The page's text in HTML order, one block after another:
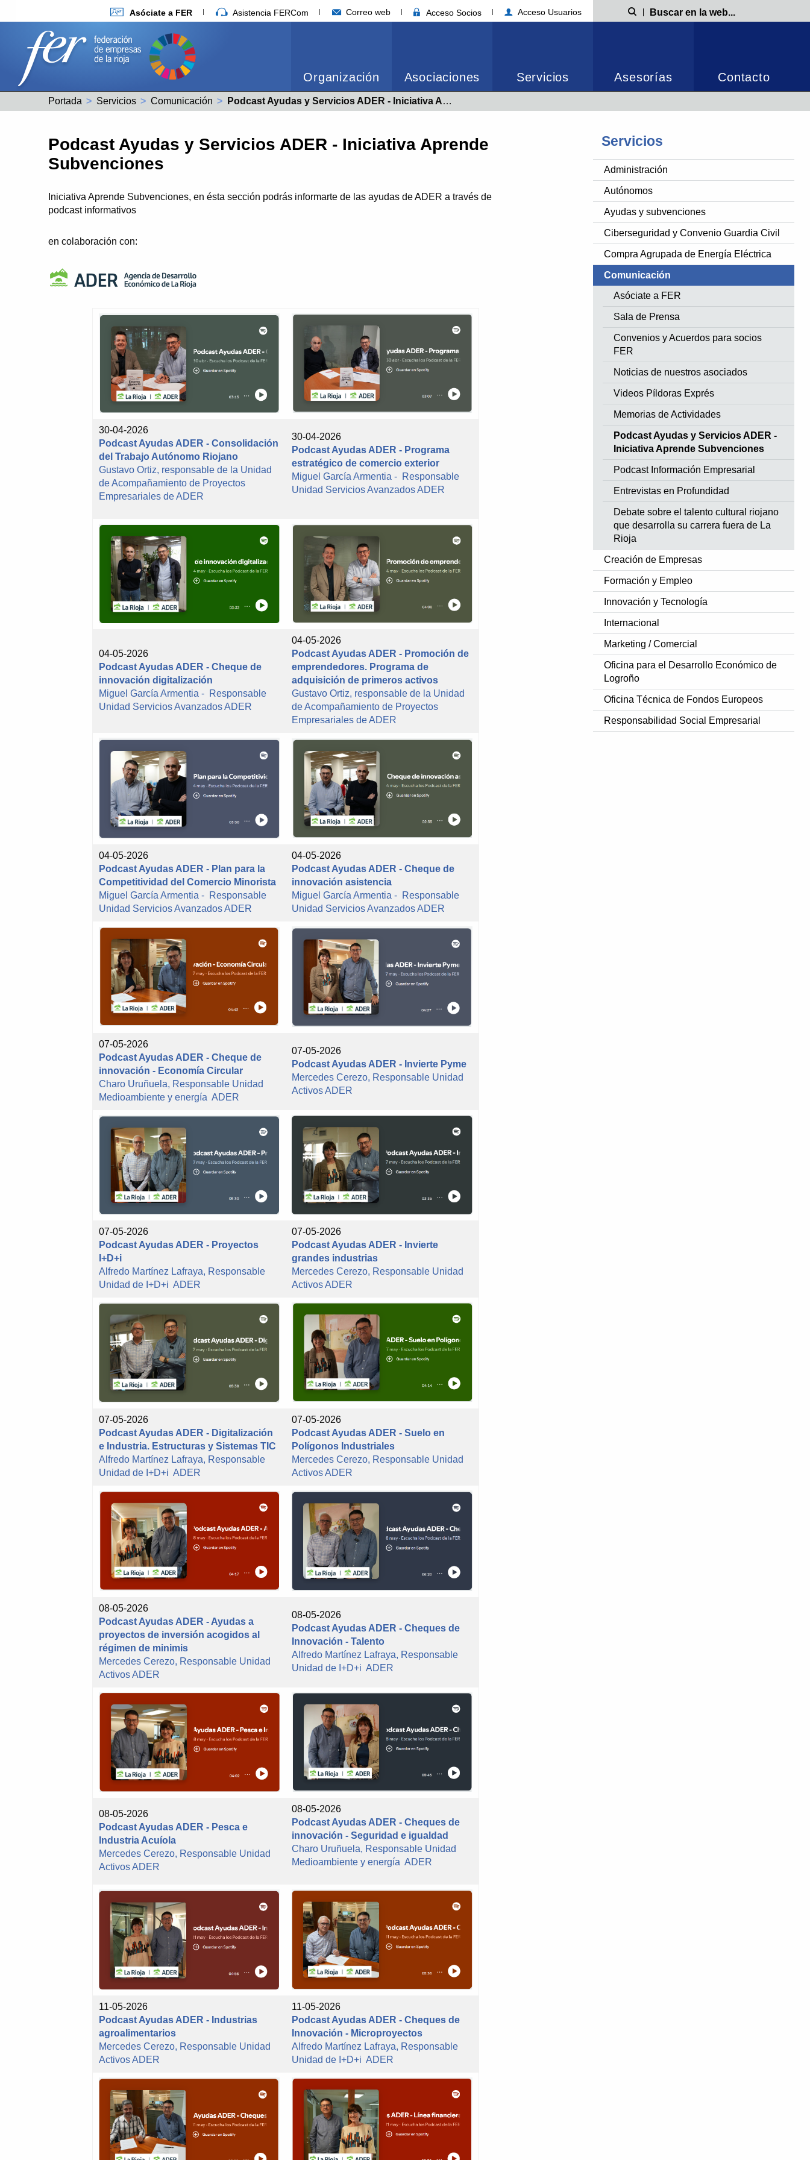
Asóciate a FER Asistencia FERCom Correo web Acceso Socios Acceso Usuarios Búsqueda
Organización Asociaciones Servicios Asesorías Contacto
Portada Servicios Comunicación Actual:
Podcast Ayudas y Servicios ADER - Iniciativa Aprende Subvenciones
Servicios
Administración
Autónomos
Ayudas y subvenciones
Ciberseguridad y Convenio Guardia Civil
Compra Agrupada de Energía Eléctrica
Comunicación
Asóciate a FER
Sala de Prensa
Convenios y Acuerdos para socios
FER
Noticias de nuestros asociados
Videos Píldoras Exprés
Memorias de Actividades
Podcast Ayudas y Servicios ADER -
Iniciativa Aprende Subvenciones
Podcast Información Empresarial
Entrevistas en Profundidad
Debate sobre el talento cultural riojano
que desarrolla su carrera fuera de La
Rioja
Creación de Empresas
Formación y Empleo
Innovación y Tecnología
Internacional
Marketing / Comercial
Oficina para el Desarrollo Económico de
Logroño
Oficina Técnica de Fondos Europeos
Responsabilidad Social Empresarial
Podcast Ayudas y Servicios ADER - Iniciativa Aprende
Subvenciones
Iniciativa Aprende Subvenciones, en ésta sección podrás informarte de las ayudas de ADER a través de
podcast informativos
en colaboración con:
30-04-2026
Podcast Ayudas ADER - Consolidación
del Trabajo Autónomo Riojano
Gustavo Ortiz, responsable de la Unidad
de Acompañamiento de Proyectos
Empresariales de ADER
30-04-2026
Podcast Ayudas ADER - Programa
estratégico de comercio exterior
Miguel García Armentia - Responsable
Unidad Servicios Avanzados ADER
04-05-2026
Podcast Ayudas ADER - Cheque de
innovación digitalización
Miguel García Armentia - Responsable
Unidad Servicios Avanzados ADER
04-05-2026
Podcast Ayudas ADER - Promoción de
emprendedores. Programa de
adquisición de primeros activos
Gustavo Ortiz, responsable de la Unidad
de Acompañamiento de Proyectos
Empresariales de ADER
04-05-2026
Podcast Ayudas ADER - Plan para la
Competitividad del Comercio Minorista
Miguel García Armentia - Responsable
Unidad Servicios Avanzados ADER
04-05-2026
Podcast Ayudas ADER - Cheque de
innovación asistencia
Miguel García Armentia - Responsable
Unidad Servicios Avanzados ADER
07-05-2026
Podcast Ayudas ADER - Cheque de
innovación - Economía Circular
Charo Uruñuela, Responsable Unidad
Medioambiente y energía ADER
07-05-2026
Podcast Ayudas ADER - Invierte Pyme
Mercedes Cerezo, Responsable Unidad
Activos ADER
07-05-2026
Podcast Ayudas ADER - Proyectos
I+D+i
Alfredo Martínez Lafraya, Responsable
Unidad de I+D+i ADER
07-05-2026
Podcast Ayudas ADER - Invierte
grandes industrias
Mercedes Cerezo, Responsable Unidad
Activos ADER
07-05-2026
Podcast Ayudas ADER - Digitalización
e Industria. Estructuras y Sistemas TIC
Alfredo Martínez Lafraya, Responsable
Unidad de I+D+i ADER
07-05-2026
Podcast Ayudas ADER - Suelo en
Polígonos Industriales
Mercedes Cerezo, Responsable Unidad
Activos ADER
08-05-2026
Podcast Ayudas ADER - Ayudas a
proyectos de inversión acogidos al
régimen de minimis
Mercedes Cerezo, Responsable Unidad
Activos ADER
08-05-2026
Podcast Ayudas ADER - Cheques de
Innovación - Talento
Alfredo Martínez Lafraya, Responsable
Unidad de I+D+i ADER
08-05-2026
Podcast Ayudas ADER - Pesca e
Industria Acuíola
Mercedes Cerezo, Responsable Unidad
Activos ADER
08-05-2026
Podcast Ayudas ADER - Cheques de
innovación - Seguridad e igualdad
Charo Uruñuela, Responsable Unidad
Medioambiente y energía ADER
11-05-2026
Podcast Ayudas ADER - Industrias
agroalimentarios
Mercedes Cerezo, Responsable Unidad
Activos ADER
11-05-2026
Podcast Ayudas ADER - Cheques de
Innovación - Microproyectos
Alfredo Martínez Lafraya, Responsable
Unidad de I+D+i ADER